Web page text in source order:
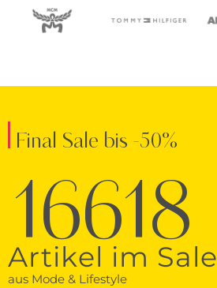
Final Sale bis -50%
16618
Artikel im Sale
aus Mode & Lifestyle